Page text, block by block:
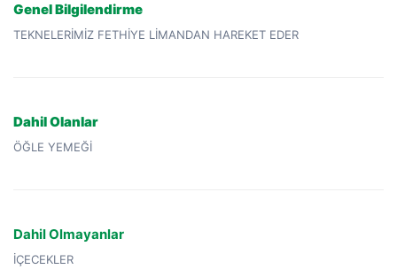
Genel Bilgilendirme
TEKNELERİMİZ FETHİYE LİMANDAN HAREKET EDER
Dahil Olanlar
ÖĞLE YEMEĞİ
Dahil Olmayanlar
İÇECEKLER